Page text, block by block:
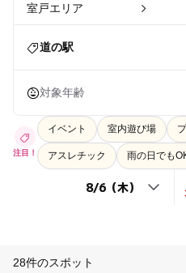
室戸エリア
道の駅
対象年齢
注目！
イベント 室内遊び場
アスレチック 雨の日でも
28件のスポット